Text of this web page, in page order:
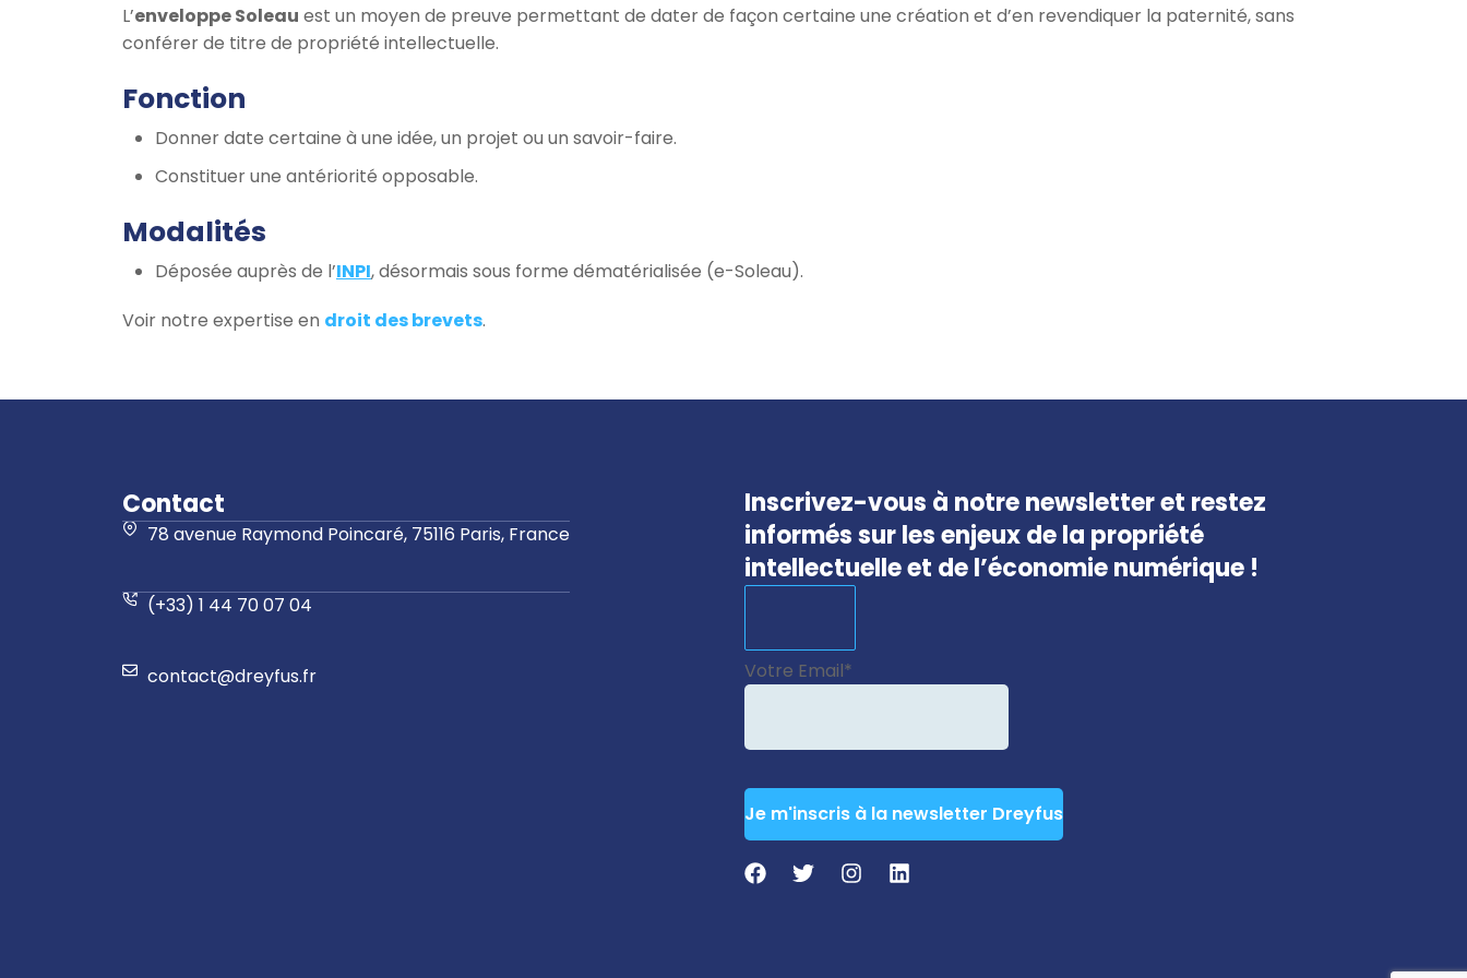
L’enveloppe Soleau est un moyen de preuve permettant de dater de façon certaine une création et d’en revendiquer la paternité, sans
conférer de titre de propriété intellectuelle.
Fonction
Donner date certaine à une idée, un projet ou un savoir-faire.
Constituer une antériorité opposable.
Modalités
Déposée auprès de l’INPI, désormais sous forme dématérialisée (e-Soleau).
Voir notre expertise en droit des brevets.
Contact
78 avenue Raymond Poincaré, 75116 Paris, France
(+33) 1 44 70 07 04
contact@dreyfus.fr
Inscrivez-vous à notre newsletter et restez
informés sur les enjeux de la propriété
intellectuelle et de l’économie numérique !
Votre Email*
Je m'inscris à la newsletter Dreyfus
Email *